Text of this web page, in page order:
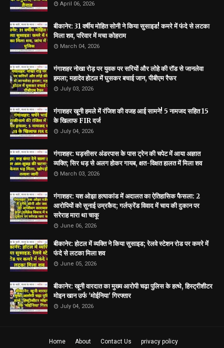
April 06, 2026
बीकानेर: 31 वर्षीय मोहित सोनी ने किया सुसाइड! कमरे में फंदे से लटका
मिला शव, परिवार में मचा कोहराम
March 04, 2026
गंगाशहर नोखा रोड़ पर युवक पर सरियों और लोहे की रॉड से जानलेवा
हमला; महादेव होटल में घुसकर बचाई जान, पीबीएम रैफर
July 03, 2026
गंगाशहर खूनी हमले में रंजिश की वजह आई सामने! 5 नामजद सहित 15
के खिलाफ FIR दर्ज
July 04, 2026
गंगाशहर: घड़सीसर अंडरपास के पास ट्रेन की चपेट में आया अज्ञात
व्यक्ति; सिर धड़ से अलग होकर गायब, क्षत-विक्षत हालत में मिला शव
March 03, 2026
गंगाशहर: यश ओझा हत्याकांड में अदालत का ऐतिहासिक फैसला: 2
आरोपियों को सुनाई उम्रकैद; गर्लफ्रेंड विवाद में चाय की दुकान पर
सरेराह मारा था चाकू
June 06, 2026
बीकानेर: होटल में व्यक्ति ने किया सुसाइड; रेलवे स्टेशन रोड पर कमरे में
फंदे से लटका मिला शव
June 05, 2026
बीकानेर: खूनी वारदात का मुख्य आरोपी चढ़ा पुलिस के हत्थे, हिस्ट्रीशीटर
मोइन खान उर्फ 'मोईनिया' गिरफ्तार
July 04, 2026
Home About Contact Us privacy policy